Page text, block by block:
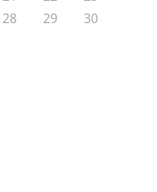
28 29
30